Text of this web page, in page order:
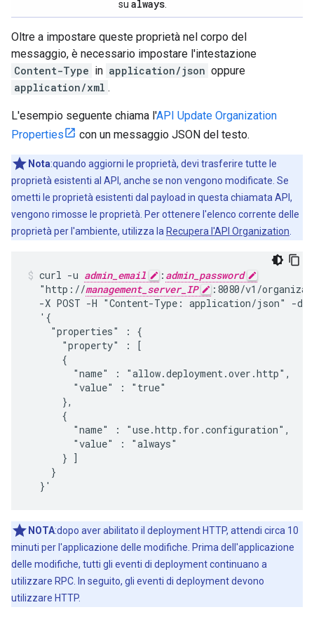
su always
Oltre a impostare queste proprietà nel corpo del
messaggio, è necessario impostare l'intestazione
Content-Type in application/json oppure
application/xml .
L'esempio seguente chiama l'API Update Organization
Properties
con un messaggio JSON del testo.
Nota:quando aggiorni le proprietà, devi trasferire tutte le
proprietà esistenti al API, anche se non vengono modificate. Se
ometti le proprietà esistenti dal payload in questa chiamata API,
vengono rimosse le proprietà. Per ottenere l'elenco corrente delle
proprietà per l'ambiente, utilizza la Recupera l'API Organization
curl -u admin_email : admin_password
  "http://
management_server_IP
:8080/v1/
  -X POST -H "Content-Type: application/json" -d
  '{
    "properties" : {
      "property" : [
      {
        "name" : "allow.deployment.over.http",
        "value" : "true"
      },
      {
        "name" : "use.http.for.configuration",
        "value" : "always"
      } ]
    }
  }'
NOTA:dopo aver abilitato il deployment HTTP, attendi circa 10
minuti per l'applicazione delle modifiche. Prima dell'applicazione
delle modifiche, tutti gli eventi di deployment continuano a
utilizzare RPC. In seguito, gli eventi di deployment devono
utilizzare HTTP.